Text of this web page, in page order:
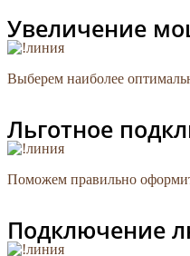
Увеличение
Выберем наиболее
Льготное
Поможем правильно
Подключение